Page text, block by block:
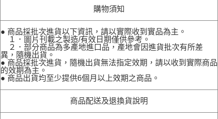
購物須知
● 商品採批次進貨以下資訊，請以實際收到實品為主。
１．圖片刊載之製造/有效日期僅供參考。
２．部分商品為多產地進口品，產地會因進貨批次有所差
異，隨機出貨。
● 商品採批次進貨，隨機出貨無法指定效期，請以收到實際商品
的效期為主。
● 商品出貨均至少提供6個月以上效期之商品。
商品配送及退換貨說明